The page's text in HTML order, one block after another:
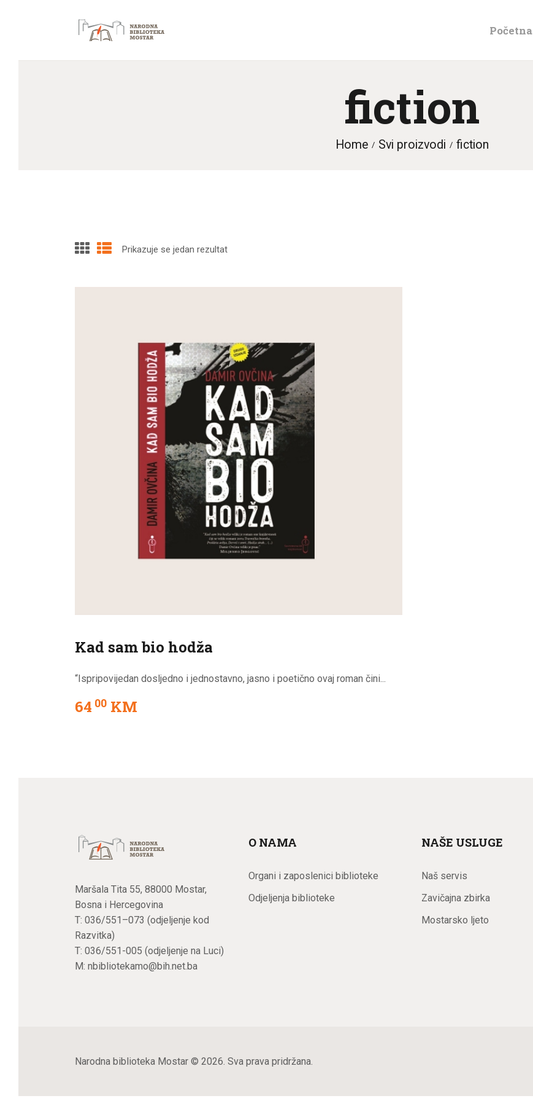
Početna
fiction
Home Svi proizvodi fiction
AKTUELNOSTI
KONTAKT
Prikazuje se jedan rezultat
Kad sam bio hodža
“Ispripovijedan dosljedno i jednostavno, jasno i poetično ovaj roman čini...
64 00 KM
Maršala Tita 55, 88000 Mostar,
Bosna i Hercegovina
T: 036/551–073 (odjeljenje kod
Razvitka)
T: 036/551-005 (odjeljenje na Luci)
M: nbibliotekamo@bih.net.ba
O NAMA
Organi i zaposlenici biblioteke
Odjeljenja biblioteke
NAŠE USLUGE
Naš servis
Zavičajna zbirka
Mostarsko ljeto
Narodna biblioteka Mostar © 2026. Sva prava pridržana.